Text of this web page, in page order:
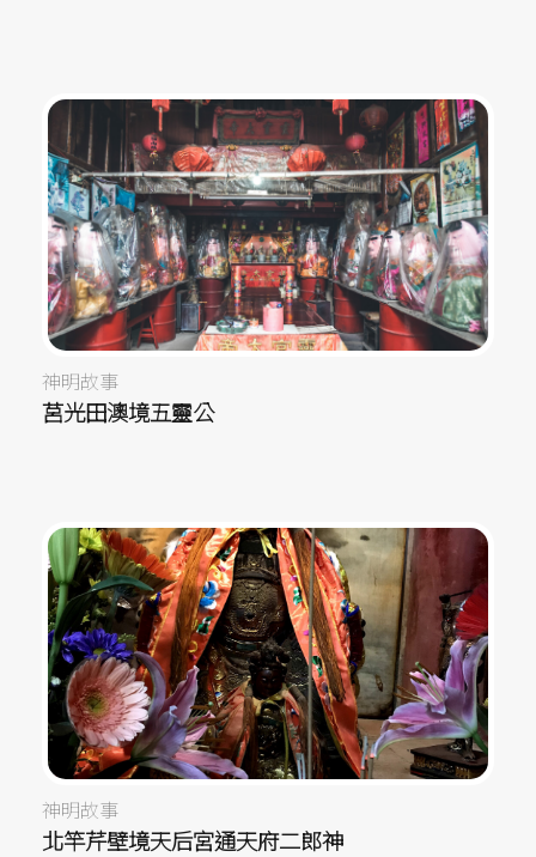
神明故事
莒光田澳境五靈公
神明故事
北竿芹壁境天后宮通天府二郎神